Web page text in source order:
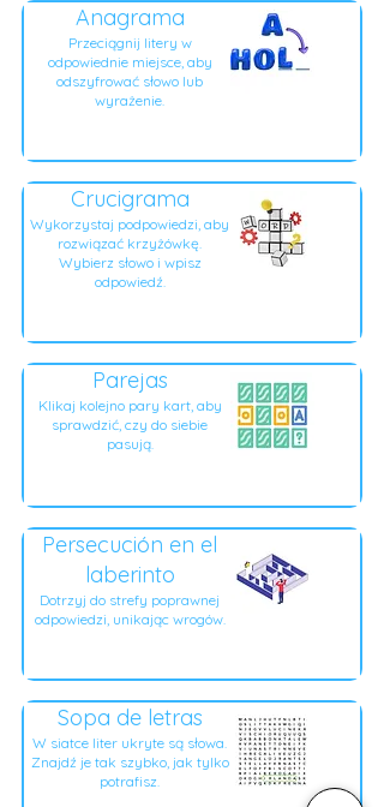
Anagrama
Przeciągnij litery w
odpowiednie miejsce, aby
odszyfrować słowo lub
wyrażenie.
Crucigrama
Wykorzystaj podpowiedzi, aby
rozwiązać krzyżówkę.
Wybierz słowo i wpisz
odpowiedź.
Parejas
Klikaj kolejno pary kart, aby
sprawdzić, czy do siebie
pasują.
Persecución en el
laberinto
Dotrzyj do strefy poprawnej
odpowiedzi, unikając wrogów.
Sopa de letras
W siatce liter ukryte są słowa.
Znajdź je tak szybko, jak tylko
potrafisz.